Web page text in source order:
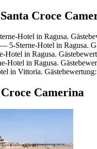
Croce
Hotel in Ragusa.
— 5-Sterne-Hotel in Ragusa.
Hotel in Ragusa.
Hotel in Ragusa.
in Vittoria.
Camerina